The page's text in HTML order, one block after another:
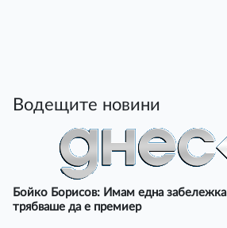
Водещите новини
Бойко Борисов: Имам една
трябваше да е премиер